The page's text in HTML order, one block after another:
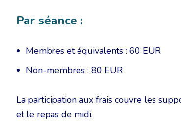
Par séance :
Membres et équivalents : 60 EUR
Non-membres : 80 EUR
La participation aux frais couvre les
et le repas de midi.